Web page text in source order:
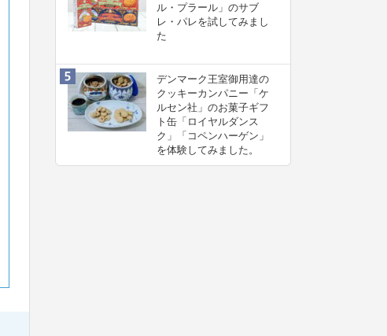
ル・プラール」のサブ
レ・パレを試してみまし
た
デンマーク王室御用達の
クッキーカンパニー「ケ
ルセン社」のお菓子ギフ
ト缶「ロイヤルダンス
ク」「コペンハーゲン」
を体験してみました。